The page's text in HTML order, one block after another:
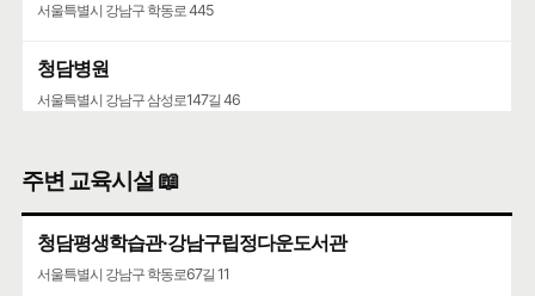
서울특별시 강남구 학동로 445
청담병원
서울특별시 강남구 삼성로147길 46
주변 교육시설 📖
청담평생학습관·강남구립정다운도서관
서울특별시 강남구 학동로67길 11